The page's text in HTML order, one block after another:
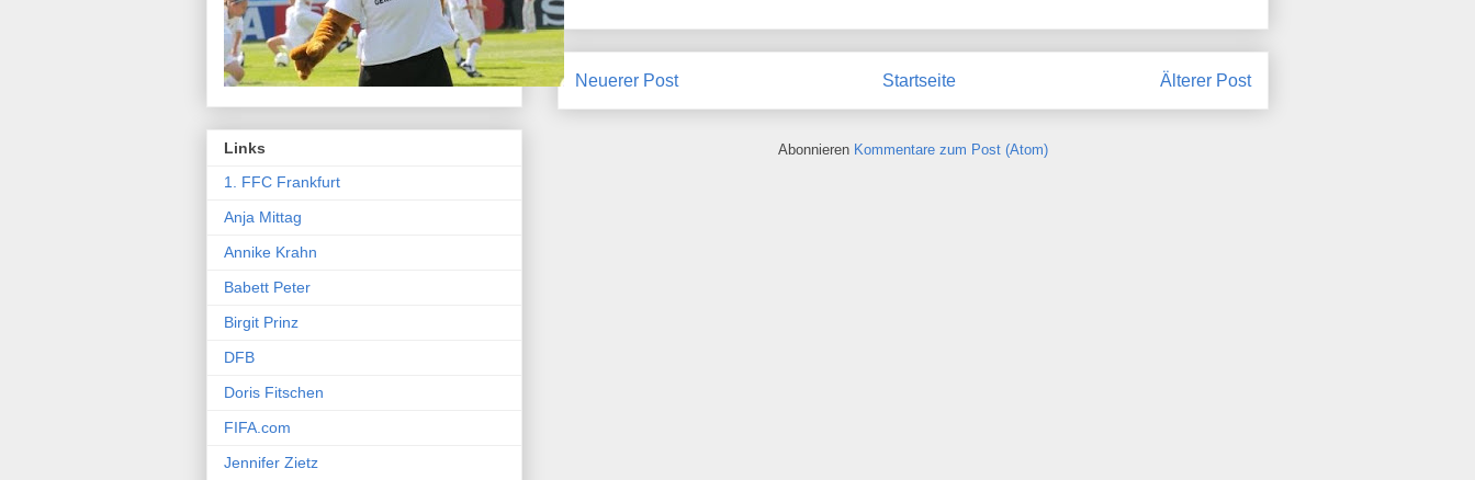
Neuerer Post Älterer Post
Startseite
Abonnieren Kommentare zum Post (Atom)
Links
1. FFC Frankfurt
Anja Mittag
Annike Krahn
Babett Peter
Birgit Prinz
DFB
Doris Fitschen
FIFA.com
Jennifer Zietz